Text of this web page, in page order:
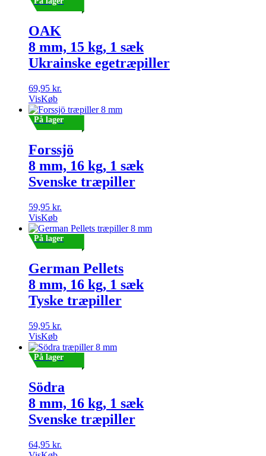
OAK
8 mm, 15 kg, 1 sæk
Ukrainske egetræpiller
69,95 kr.
VisKøb
På lager
Forssjö
8 mm, 16 kg, 1 sæk
Svenske træpiller
59,95 kr.
VisKøb
På lager
German Pellets
8 mm, 16 kg, 1 sæk
Tyske træpiller
59,95 kr.
VisKøb
På lager
Södra
8 mm, 16 kg, 1 sæk
Svenske træpiller
64,95 kr.